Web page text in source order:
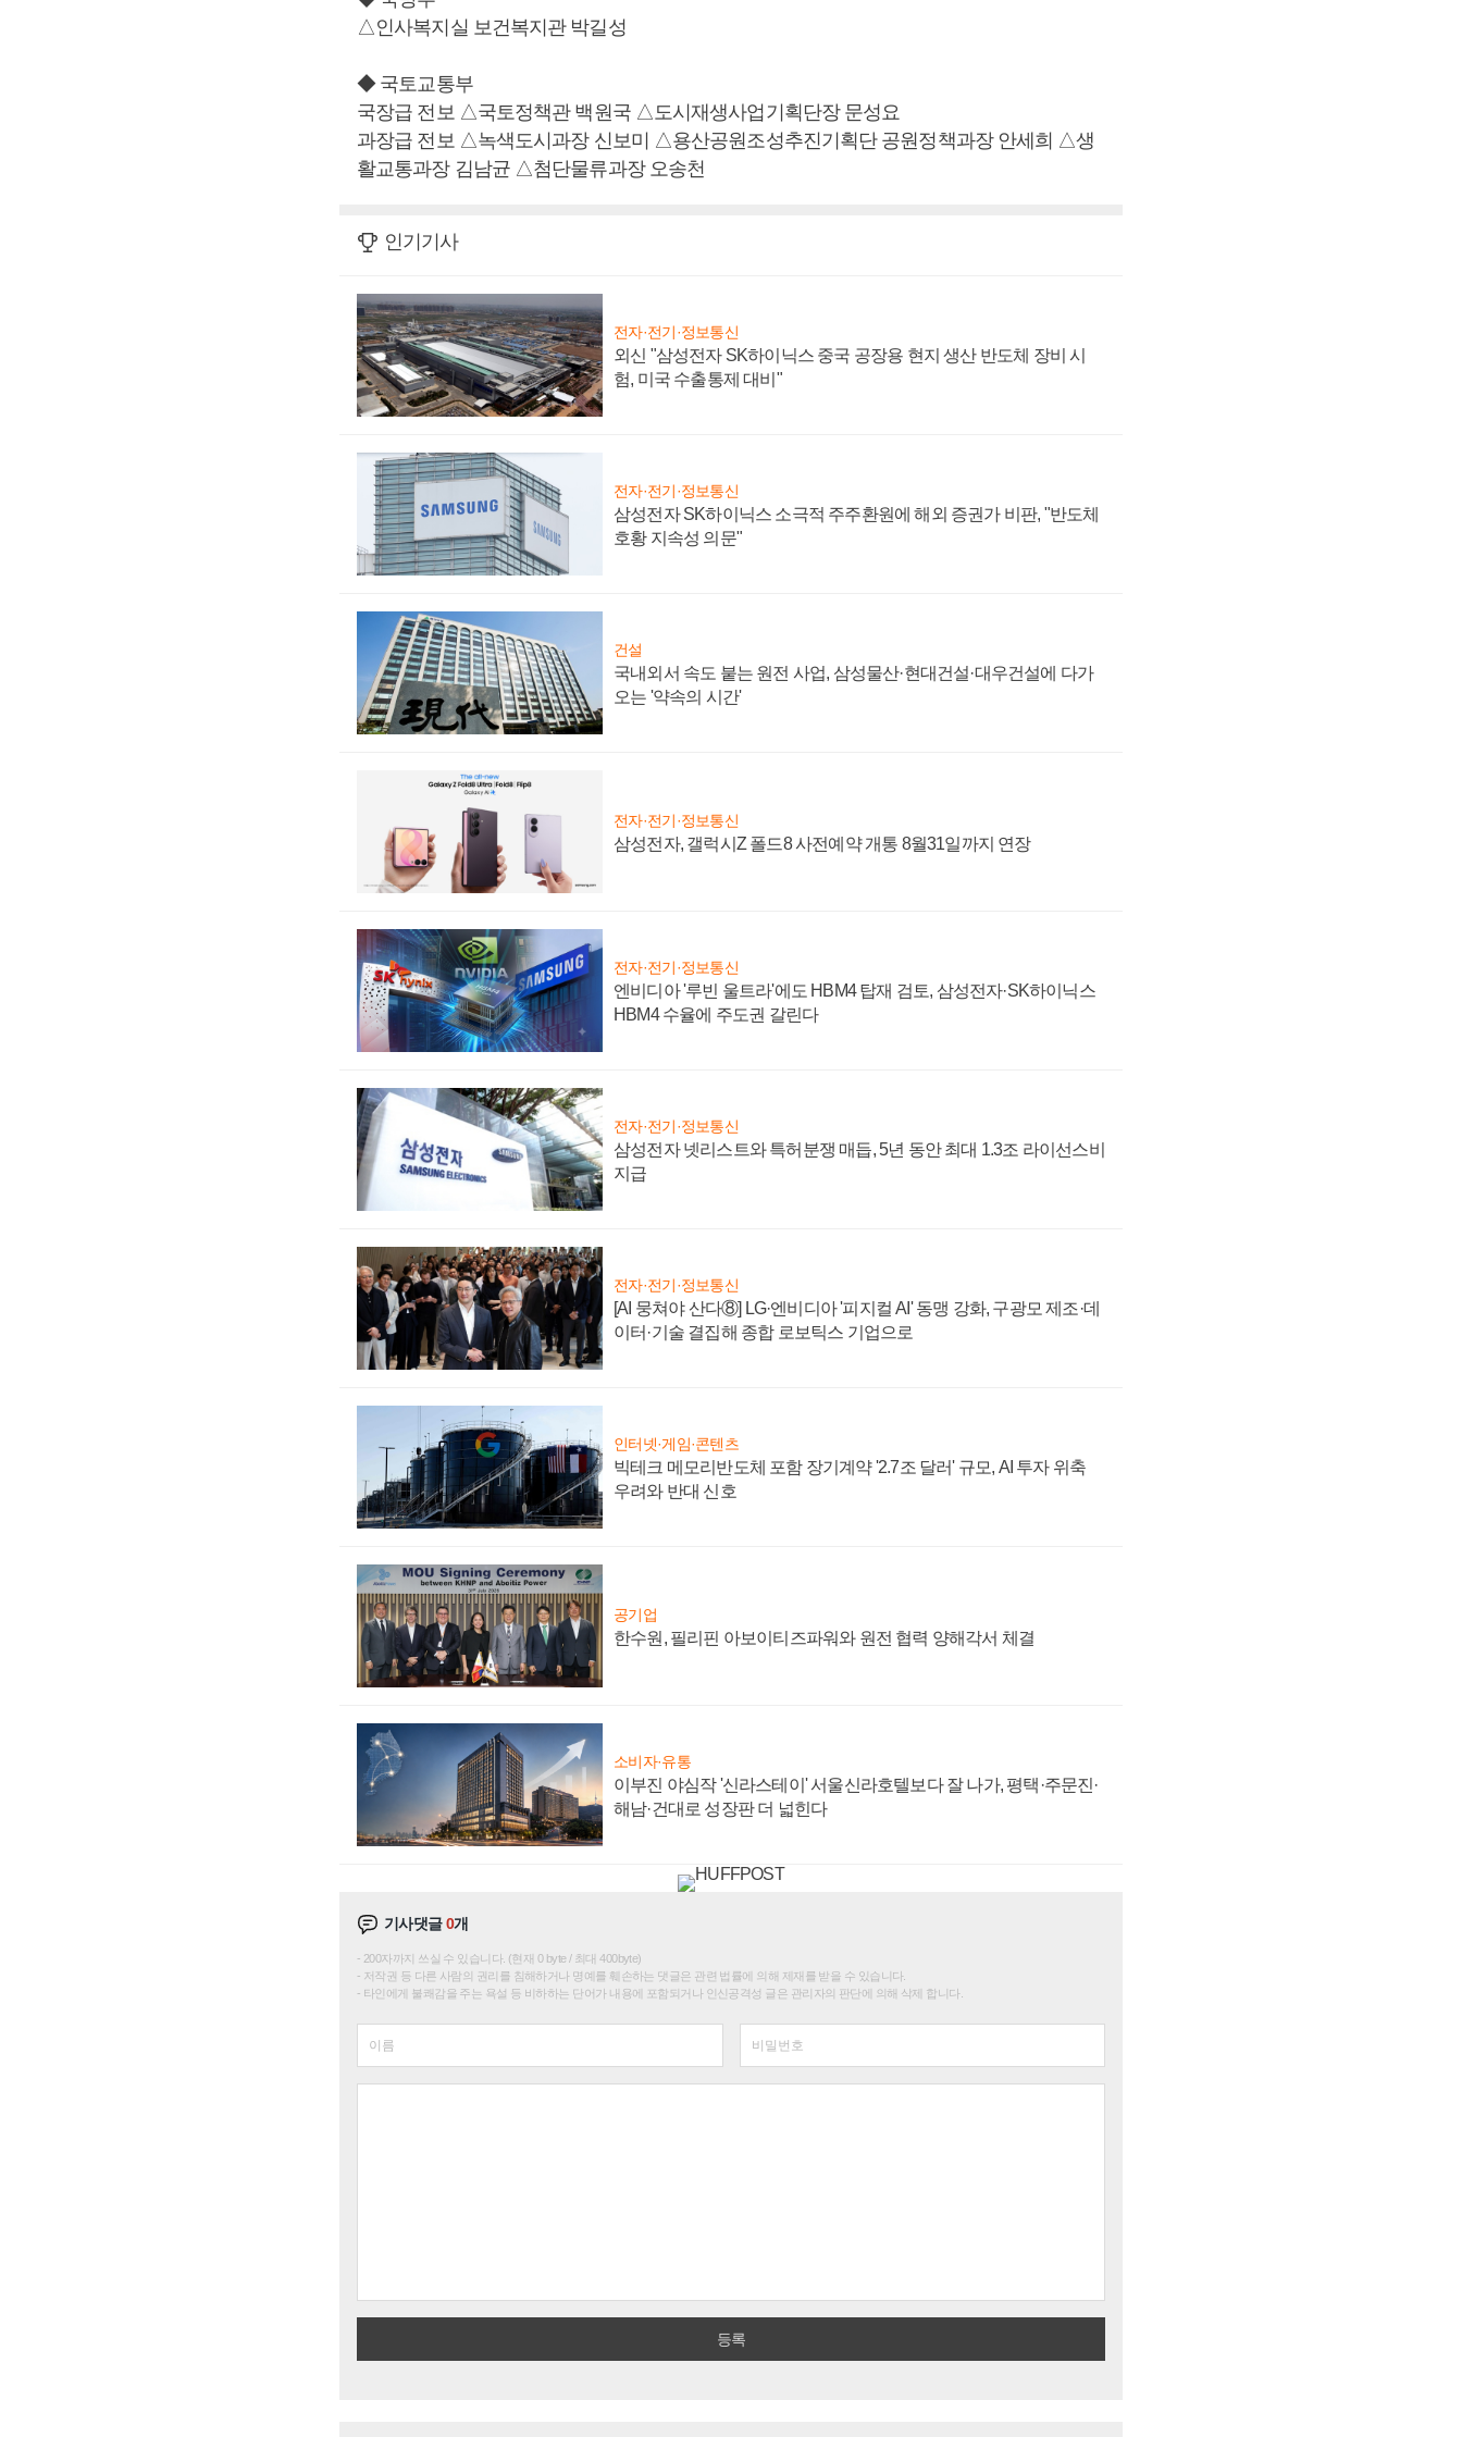
△인사복지실 보건복지관 박길성
◆ 국토교통부
국장급 전보 △국토정책관 백원국 △도시재생사업기획단장 문성요
과장급 전보 △녹색도시과장 신보미 △용산공원조성추진기획단 공원정책과장 안세희 △생
활교통과장 김남균 △첨단물류과장 오송천
인기기사
전자·전기·정보통신
외신 "삼성전자 SK하이닉스 중국 공장용 현지 생산 반도체 장비 시
험, 미국 수출통제 대비"
전자·전기·정보통신
삼성전자 SK하이닉스 소극적 주주환원에 해외 증권가 비판, "반도체
호황 지속성 의문"
건설
국내외서 속도 붙는 원전 사업, 삼성물산·현대건설·대우건설에 다가
오는 '약속의 시간'
전자·전기·정보통신
삼성전자, 갤럭시Z 폴드8 사전예약 개통 8월31일까지 연장
전자·전기·정보통신
엔비디아 '루빈 울트라'에도 HBM4 탑재 검토, 삼성전자·SK하이닉스
HBM4 수율에 주도권 갈린다
전자·전기·정보통신
삼성전자 넷리스트와 특허분쟁 매듭, 5년 동안 최대 1.3조 라이선스비
지급
전자·전기·정보통신
[AI 뭉쳐야 산다⑧] LG·엔비디아 '피지컬 AI' 동맹 강화, 구광모 제조·데
이터·기술 결집해 종합 로보틱스 기업으로
인터넷·게임·콘텐츠
빅테크 메모리반도체 포함 장기계약 '2.7조 달러' 규모, AI 투자 위축
우려와 반대 신호
공기업
한수원, 필리핀 아보이티즈파워와 원전 협력 양해각서 체결
소비자·유통
이부진 야심작 '신라스테이' 서울신라호텔보다 잘 나가, 평택·주문진·
해남·건대로 성장판 더 넓힌다
기사댓글0개
200자까지 쓰실 수 있습니다. (현재 0 byte / 최대 400byte)
저작권 등 다른 사람의 권리를 침해하거나 명예를 훼손하는 댓글은 관련 법률에 의해 제재를 받을 수 있습니다.
타인에게 불쾌감을 주는 욕설 등 비하하는 단어가 내용에 포함되거나 인신공격성 글은 관리자의 판단에 의해 삭제 합니다.